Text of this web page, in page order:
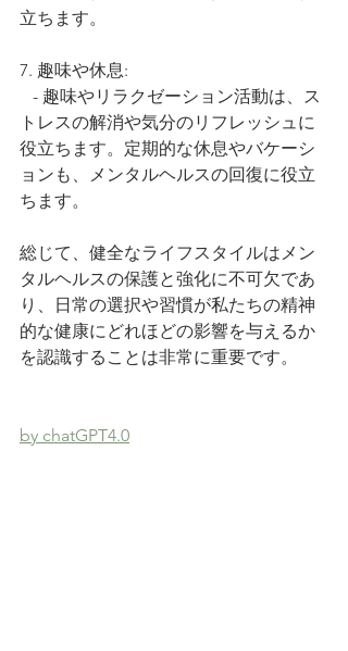
立ちます。
7. 趣味や休息:
トレスの解消や気分のリフレッシュに
役立ちます。定期的な休息やバケーシ
ョンも、メンタルヘルスの回復に役立
ちます。
総じて、健全なライフスタイルはメン
タルヘルスの保護と強化に不可欠であ
り、日常の選択や習慣が私たちの精神
的な健康にどれほどの影響を与えるか
を認識することは非常に重要です。
by chatGPT4.0